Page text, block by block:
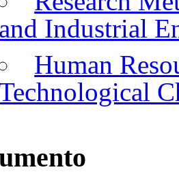
and Industrial
Human